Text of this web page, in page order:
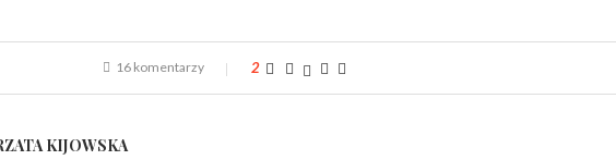
16 komentarzy 2
KIJOWSKA